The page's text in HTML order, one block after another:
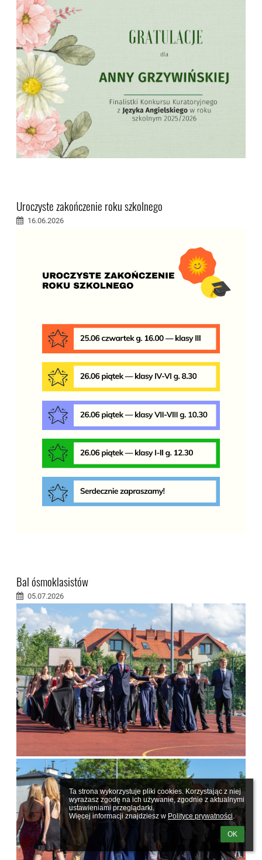
Ta strona wykorzystuje pliki cookies. Korzystając z niej
wyrażasz zgodę na ich używanie, zgodnie z aktualnymi
ustawieniami przeglądarki.
Więcej informacji znajdziesz w Polityce prywatności.
OK
Uroczyste zakończenie roku szkolnego
16.06.2026
Bal ósmoklasistów
05.07.2026